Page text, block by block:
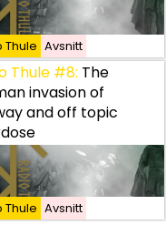
Thule Avsnitt
Thule #8: The
invasion of
and off topic
Thule Avsnitt